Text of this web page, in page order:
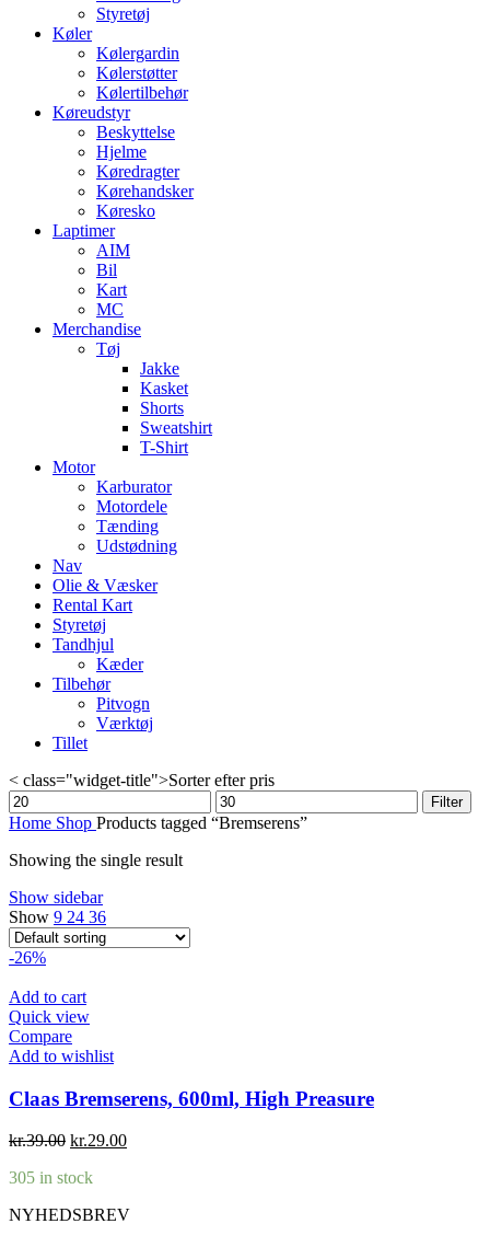
Styretøj
Køler
Kølergardin
Kølerstøtter
Kølertilbehør
Køreudstyr
Beskyttelse
Hjelme
Køredragter
Kørehandsker
Køresko
Laptimer
AIM
Bil
Kart
MC
Merchandise
Tøj
Jakke
Kasket
Shorts
Sweatshirt
T-Shirt
Motor
Karburator
Motordele
Tænding
Udstødning
Nav
Olie & Væsker
Rental Kart
Styretøj
Tandhjul
Kæder
Tilbehør
Pitvogn
Værktøj
Tillet
< class="widget-title">Sorter efter pris
Min
price
Max
price
Filter
Home Shop Products tagged “Bremserens”
Showing the single result
Show sidebar
Show 9 24 36
-26%
Add to cart
Quick view
Compare
Add to wishlist
Claas Bremserens, 600ml, High Preasure
kr.39.00 Original
was:
kr.29.00Current
305 in stock
NYHEDSBREV